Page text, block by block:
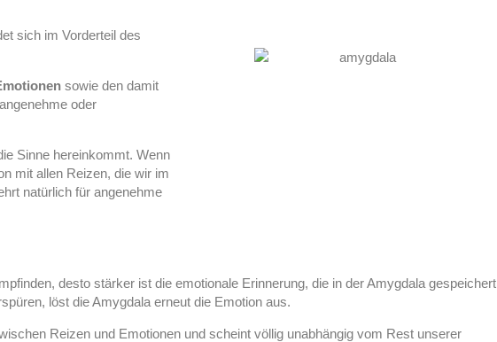
sich im Vorderteil des
sowie den damit
oder
Sinne hereinkommt. Wenn
mit allen Reizen, die wir im
natürlich für angenehme
desto stärker ist die emotionale Erinnerung, die in der Amygdala gespeichert
löst die Amygdala erneut die Emotion aus.
Reizen und Emotionen und scheint völlig unabhängig vom Rest unserer